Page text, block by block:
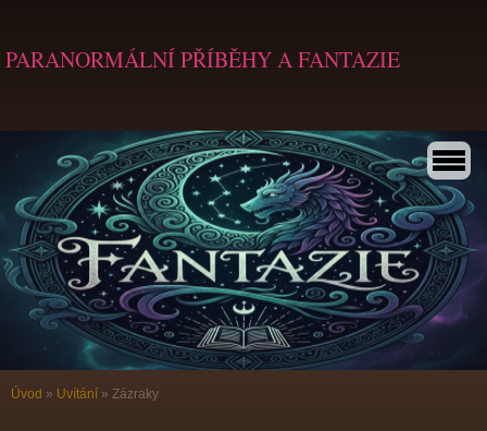
PARANORMÁLNÍ PŘÍBĚHY A FANTAZIE
Úvod » Uvítání » Zázraky